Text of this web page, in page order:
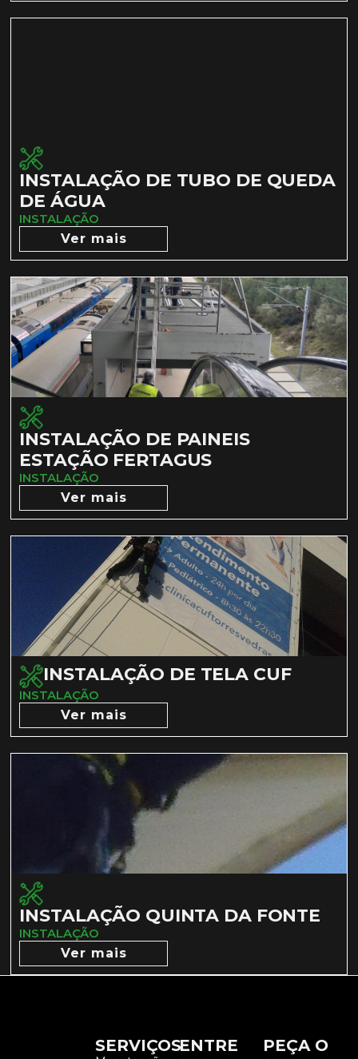
INSTALAÇÃO DE TUBO DE QUEDA
DE ÁGUA
INSTALAÇÃO
Ver mais
INSTALAÇÃO DE PAINEIS
ESTAÇÃO FERTAGUS
INSTALAÇÃO
Ver mais
INSTALAÇÃO DE TELA CUF
INSTALAÇÃO
Ver mais
INSTALAÇÃO QUINTA DA FONTE
INSTALAÇÃO
Ver mais
SERVIÇOSENTRE
PEÇA O